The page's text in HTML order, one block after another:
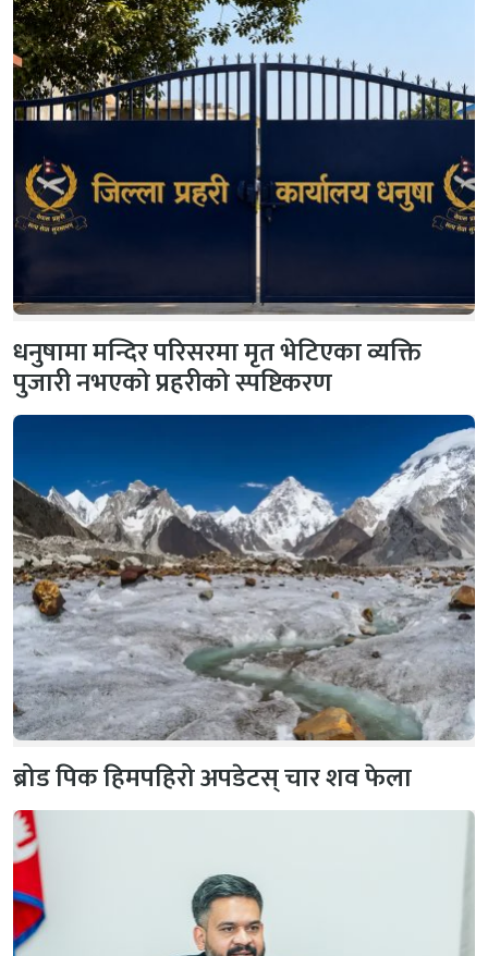
धनुषामा मन्दिर परिसरमा मृत भेटिएका व्यक्ति
पुजारी नभएको प्रहरीको स्पष्टिकरण
ब्रोड पिक हिमपहिरो अपडेटस् चार शव फेला